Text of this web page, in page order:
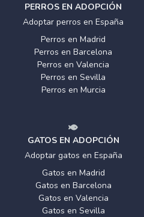
PERROS EN ADOPCIÓN
Adoptar perros en España
Perros en Madrid
Perros en Barcelona
Perros en Valencia
Perros en Sevilla
Perros en Murcia
GATOS EN ADOPCIÓN
Adoptar gatos en España
Gatos en Madrid
Gatos en Barcelona
Gatos en Valencia
Gatos en Sevilla